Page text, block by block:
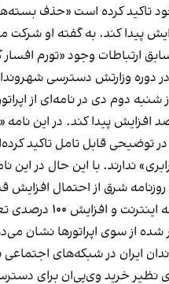
تاکید کرده است «حذف
به گفته او شرکت مخابرات ایران نیز با
ارتباطات وجود «تورم
دوره وزارتش دسترسی
شنبه دوم دی در نامه‌ای از
افزایش پیدا کند. در این نامه
در توضیحی قابل تامل تاکید
ندارند. با این حال در
شرق ازاحتمال افزایش
اپراتورها نشان می‌دهد احتمالا این شرکت‌ها با
ایران در شبکه‌های اجتماعی
نظیر خرید وی‌پی‌ان برای